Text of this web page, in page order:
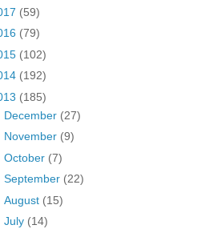
(59)
(79)
(102)
(192)
(185)
December (27)
November (9)
October (7)
September (22)
August (15)
July (14)